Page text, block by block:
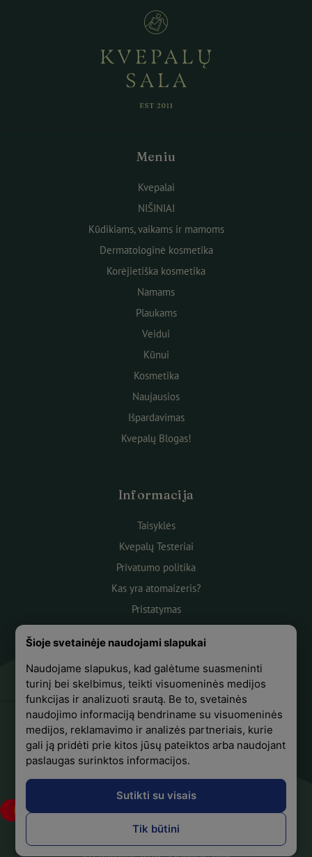
Šioje svetainėje naudojami slapukai
Naudojame slapukus, kad galėtume suasmeninti
turinį bei skelbimus, teikti visuomeninės medijos
funkcijas ir analizuoti srautą. Be to, svetainės
naudojimo informaciją bendriname su visuomeninės
medijos, reklamavimo ir analizės partneriais, kurie
gali ją pridėti prie kitos jūsų pateiktos arba naudojant
paslaugas surinktos informacijos.
Sutikti su visais
Tik būtini
Meniu
Kvepalai
NIŠINIAI
Kūdikiams, vaikams ir mamoms
Dermatologinė kosmetika
Korėjietiška kosmetika
Namams
Plaukams
Veidui
Kūnui
Kosmetika
Naujausios
Išpardavimas
Kvepalų Blogas!
Informacija
Taisyklės
Kvepalų Testeriai
Privatumo politika
Kas yra atomaizeris?
Pristatymas
Apie mus
Atsiliepimai
+370 618 44441